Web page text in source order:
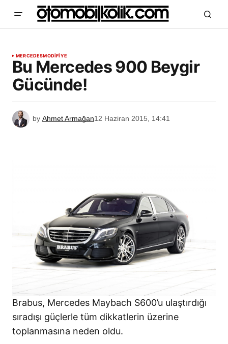
MERCEDESMODİFİYE
Bu Mercedes 900 Beygir
Gücünde!
by Ahmet Armağan12 Haziran 2015, 14:41
Brabus, Mercedes Maybach S600’u ulaştırdığı
sıradışı güçlerle tüm dikkatlerin üzerine
toplanmasına neden oldu.